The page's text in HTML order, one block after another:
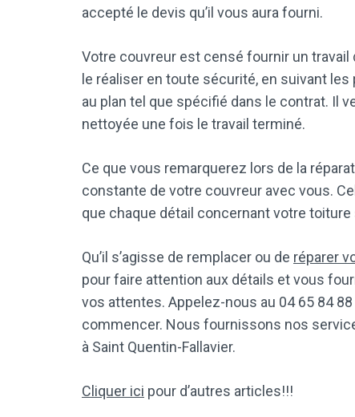
accepté le devis qu’il vous aura fourni.
Votre couvreur est censé fournir un
le réaliser en toute sécurité, en suivant
au plan tel que spécifié dans le contrat. Il
nettoyée une fois le travail terminé.
Ce que vous remarquerez lors de la
constante de votre couvreur avec vous.
que chaque détail concernant votre
Qu’il s’agisse de remplacer ou de réparer
pour faire attention aux détails et vous
vos attentes. Appelez-nous au 04 65 84
commencer. Nous fournissons nos
à Saint Quentin-Fallavier.
Cliquer ici pour d’autres articles!!!